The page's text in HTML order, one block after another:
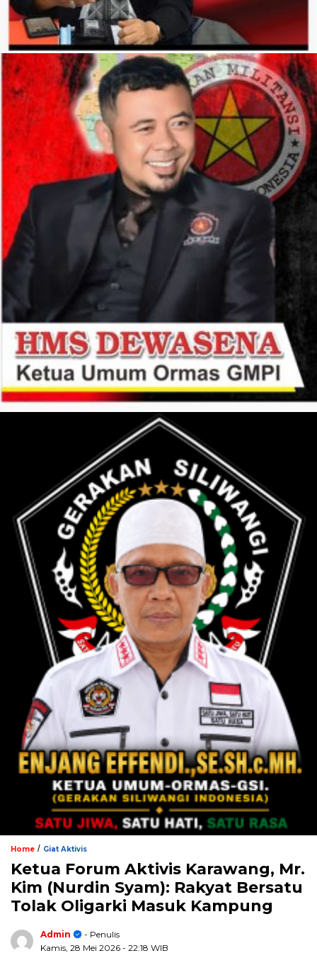
Home / Giat Aktivis
Ketua Forum Aktivis Karawang, Mr.
Kim (Nurdin Syam): Rakyat Bersatu
Tolak Oligarki Masuk Kampung
Admin
- Penulis
Kamis, 28 Mei 2026 - 22:18 WIB